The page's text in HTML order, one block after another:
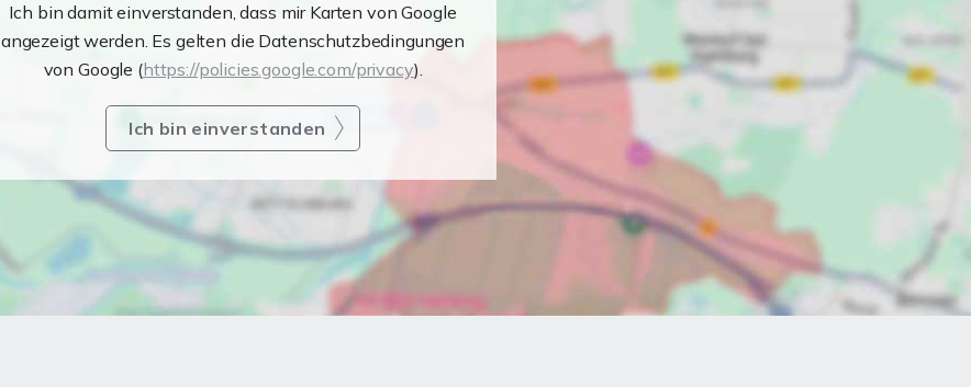
Ich bin damit einverstanden, dass mir Karten von Google
angezeigt werden. Es gelten die Datenschutzbedingungen
von Google (https://policies.google.com/privacy).
Ich bin einverstanden